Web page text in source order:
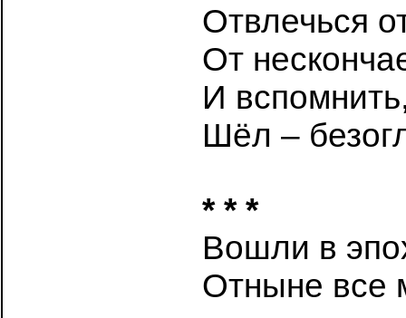
Отвлечься
От
И
Шёл –
* * *
Вошли в
Отныне все